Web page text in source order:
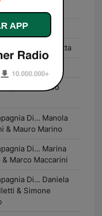
Di... Paoletta
Di... Maio
Di... Manola
& Mauro Marino
Di... Marina
Marco Maccarini
Di... Daniela
& Simone
APP